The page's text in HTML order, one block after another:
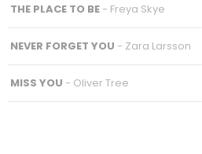
THE PLACE TO BE- Freya Skye
NEVER FORGET YOU - Zara Larsson
MISS YOU - Oliver Tree